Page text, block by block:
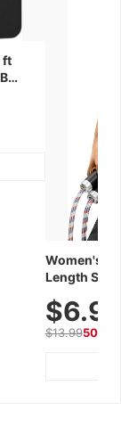
ft
Women's
Length
Summer
$13.9950%